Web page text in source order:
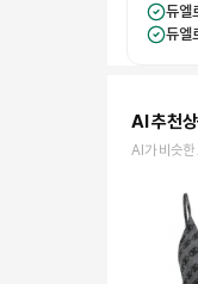
듀엘
듀엘
AI 추천
AI가 비슷한